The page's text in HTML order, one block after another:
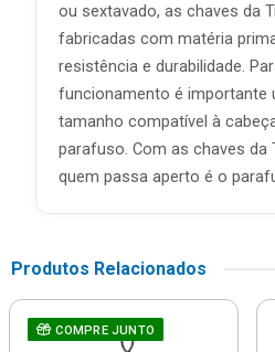
ou sextavado, as chaves da
fabricadas com matéria
resistência e durabilidade.
funcionamento é importante
tamanho compatível à
parafuso. Com as chaves da
quem passa aperto é o
Produtos Relacionados
COMPRE JUNTO